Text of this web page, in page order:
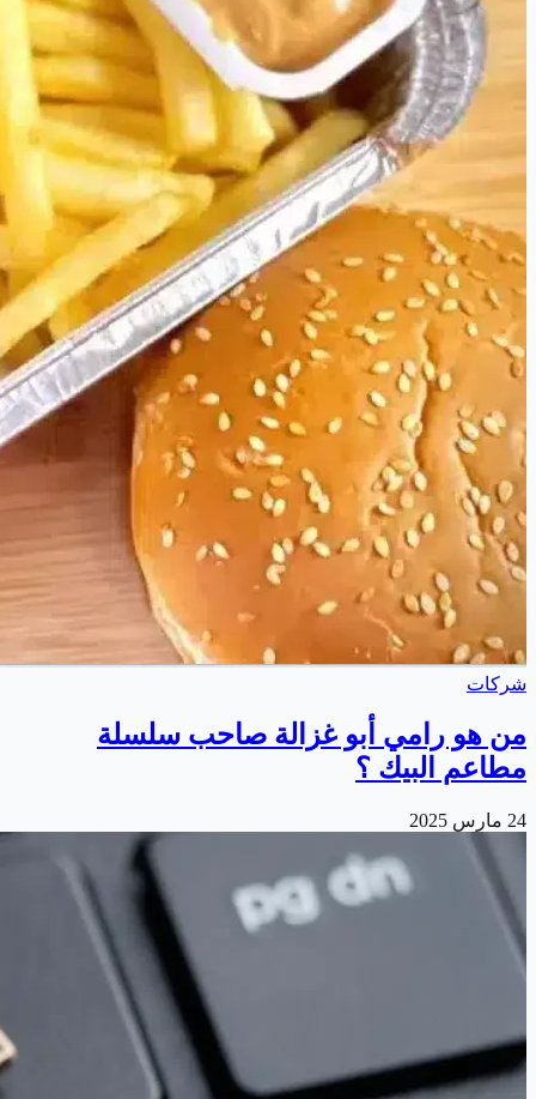
شركات
من هو رامي أبو غزالة صاحب سلسلة
مطاعم البيك ؟
24 مارس 2025